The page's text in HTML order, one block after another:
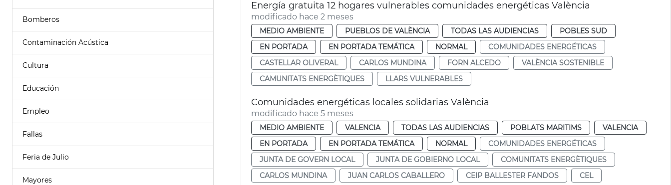
Bomberos
Contaminación Acústica
Cultura
Educación
Empleo
Fallas
Feria de Julio
Mayores
Energía gratuita 12 hogares vulnerables comunidades energéticas València
modificado hace 2 meses
MEDIO AMBIENTE PUEBLOS DE VALÈNCIA TODAS LAS AUDIENCIAS
POBLES SUD
EN PORTADA
EN PORTADA TEMÁTICA NORMAL
COMUNIDADES ENERGÉTICAS
CASTELLAR OLIVERAL
CARLOS MUNDINA FORN ALCEDO
VALÈNCIA SOSTENIBLE
CAMUNITATS ENERGÈTIQUES
LLARS VULNERABLES
Comunidades energéticas locales solidarias València
modificado hace 5 meses
MEDIO AMBIENTE VALENCIA TODAS LAS AUDIENCIAS POBLATS MARITIMS
VALENCIA
EN PORTADA
EN PORTADA TEMÁTICA NORMAL
COMUNIDADES ENERGÉTICAS
JUNTA DE GOVERN LOCAL
JUNTA DE GOBIERNO LOCAL
COMUNITATS ENERGÈTIQUES
CARLOS MUNDINA
JUAN CARLOS CABALLERO CEIP BALLESTER FANDOS CEL